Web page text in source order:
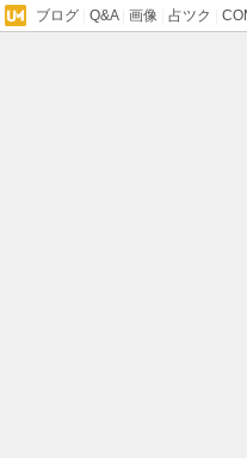
ブログ Q&A| 画像 占ツク